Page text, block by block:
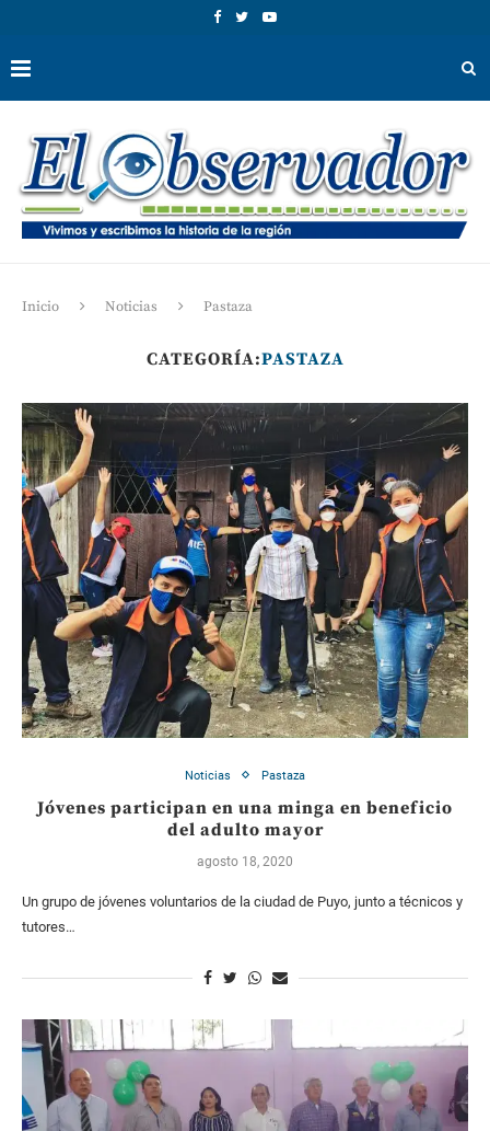
Inicio Noticias Pastaza
CATEGORÍA:PASTAZA
Noticias Pastaza
Jóvenes participan en una minga en beneficio
del adulto mayor
agosto 18, 2020
Un grupo de jóvenes voluntarios de la ciudad de Puyo, junto a técnicos y
tutores…